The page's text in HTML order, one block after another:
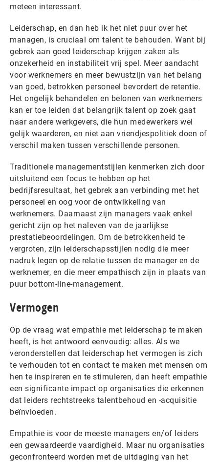
meteen interessant.
Leiderschap, en dan heb ik het niet puur over het
managen, is cruciaal om talent te behouden. Want bij
gebrek aan goed leiderschap krijgen zaken als
onzekerheid en instabiliteit vrij spel. Meer aandacht
voor werknemers en meer bewustzijn van het belang
van goed, betrokken personeel bevordert de retentie.
Het ongelijk behandelen en belonen van werknemers
kan er toe leiden dat belangrijk talent op zoek gaat
naar andere werkgevers, die hun medewerkers wel
gelijk waarderen, en niet aan vriendjespolitiek doen of
verschil maken tussen verschillende personen.
Traditionele managementstijlen kenmerken zich door
uitsluitend een focus te hebben op het
bedrijfsresultaat, het gebrek aan verbinding met het
personeel en oog voor de ontwikkeling van
werknemers. Daarnaast zijn managers vaak enkel
gericht zijn op het naleven van de jaarlijkse
prestatiebeoordelingen. Om de betrokkenheid te
vergroten, zijn leiderschapsstijlen nodig die meer
nadruk legen op de relatie tussen de manager en de
werknemer, en die meer empathisch zijn in plaats van
puur bottom-line-management.
Vermogen
Op de vraag wat empathie met leiderschap te maken
heeft, is het antwoord eenvoudig: alles. Als we
veronderstellen dat leiderschap het vermogen is zich
te verhouden tot en contact te maken met mensen om
hen te inspireren en te stimuleren, dan heeft empathie
een significante impact op organisaties die erkennen
dat leiders rechtstreeks talentbehoud en -acquisitie
beïnvloeden.
Empathie is voor de meeste managers en/of leiders
een gewaardeerde vaardigheid. Maar nu organisaties
geconfronteerd worden met de uitdaging van het